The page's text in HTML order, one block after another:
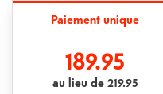
Paiement unique
189.95
au lieu de219.95